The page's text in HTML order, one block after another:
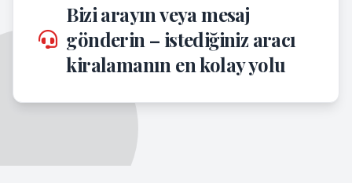
Bizi arayın veya mesaj
gönderin – istediğiniz aracı
kiralamanın en kolay yolu